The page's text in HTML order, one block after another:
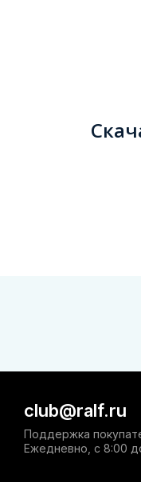
club@ralf.ru
Поддержка
Ежедневно, с 8:00